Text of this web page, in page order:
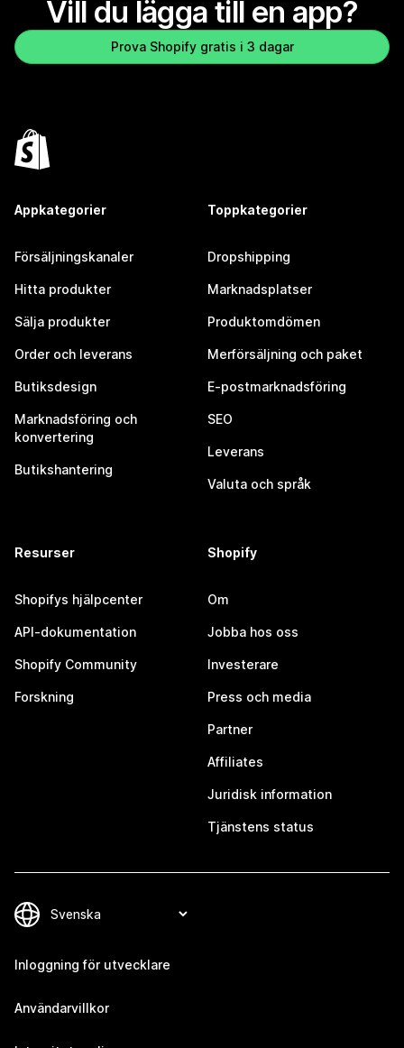
Vill du lägga till en app?
Prova Shopify gratis i 3 dagar
Appkategorier
Försäljningskanaler
Hitta produkter
Sälja produkter
Order och leverans
Butiksdesign
Marknadsföring och
konvertering
Butikshantering
Toppkategorier
Dropshipping
Marknadsplatser
Produktomdömen
Merförsäljning och paket
E-postmarknadsföring
SEO
Leverans
Valuta och språk
Resurser
Shopifys hjälpcenter
API-dokumentation
Shopify Community
Forskning
Shopify
Om
Jobba hos oss
Investerare
Press och media
Partner
Affiliates
Juridisk information
Tjänstens status
Inloggning för utvecklare
Användarvillkor